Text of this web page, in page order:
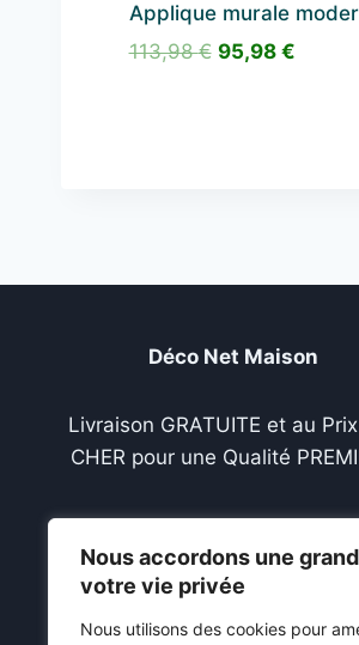
Nous accordons une
votre vie privée
Nous utilisons des cookies pour
Applique murale
113,98€ Le
95,98 €Le
Déco Net Maison
Livraison GRATUITE et au
CHER pour une Qualité